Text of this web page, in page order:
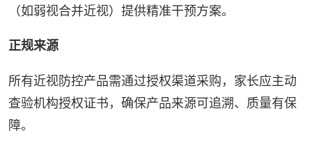
（如弱视合并近视）提供精准干预方案。
正规来源
所有近视防控产品需通过授权渠道采购，家长应主动
查验机构授权证书，确保产品来源可追溯、质量有保
障。